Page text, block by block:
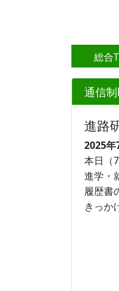
総合
通信
進路
2025年
本日（
進学・
履歴書
きっか